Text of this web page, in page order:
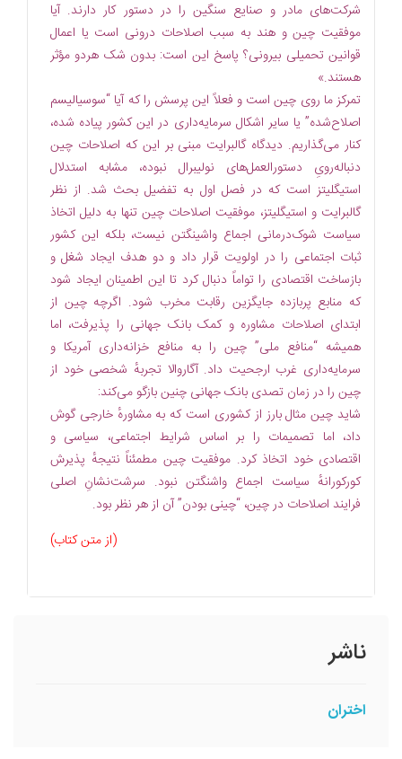
شرکت‌‌های مادر و صنایع سنگین را در دستور کار دارند. آیا
موفقیت چین و هند به سبب اصلاحات درونی است یا اعمال
قوانین تحمیلی بیرونی؟ پاسخ این است: بدون شک هردو مؤثر
هستند.»
تمرکز ما روی چین است و فعلاً این پرسش را که آیا “سوسیالیسم
اصلاح‌شده” یا سایر اشکال سرمایه‌داری در این کشور پیاده شده،
کنار می‏‌گذاریم. دیدگاه گالبرایت مبنی بر این که اصلاحات چین
دنباله‌‏رویِ دستورالعمل‌های نولیبرال نبوده، مشابه استدلال
استیگلیتز است که در فصل اول به تفضیل بحث شد. از نظر
گالبرایت و استیگلیتز، موفقیت اصلاحات چین تنها به دلیل اتخاذ
سیاست شوک‏‌درمانی اجماع واشینگتن نیست، بلکه این کشور
ثبات اجتماعی را در اولویت قرار داد و دو هدف ایجاد شغل و
بازساخت اقتصادی را تواماً دنبال کرد تا این اطمینان ایجاد شود
که منابع پربازده جایگزین رقابت مخرب شود. اگرچه چین از
ابتدای اصلاحات مشاوره و کمک بانک جهانی را پذیرفت، اما
همیشه “منافع ملی” چین را به منافع خزانه‌‏داری آمریکا و
سرمایه‌داری غرب ارجحیت داد. آگاروالا تجربهٔ شخصی خود از
چین را در زمان تصدی بانک جهانی چنین بازگو می‏‌کند:
شاید چین مثال بارز از کشوری است که به مشاورهٔ خارجی گوش
داد، اما تصمیمات را بر اساس شرایط اجتماعی، سیاسی و
اقتصادی خود اتخاذ کرد. موفقیت چین مطمئناً نتیجهٔ پذیرش
کورکورانهٔ سیاست‏ اجماع واشنگتن نبود. سرشت‌نشانِ اصلی
فرایند اصلاحات در چین، “چینی بودن” آن از هر نظر بود.
(از متن کتاب)
ناشر
اختران